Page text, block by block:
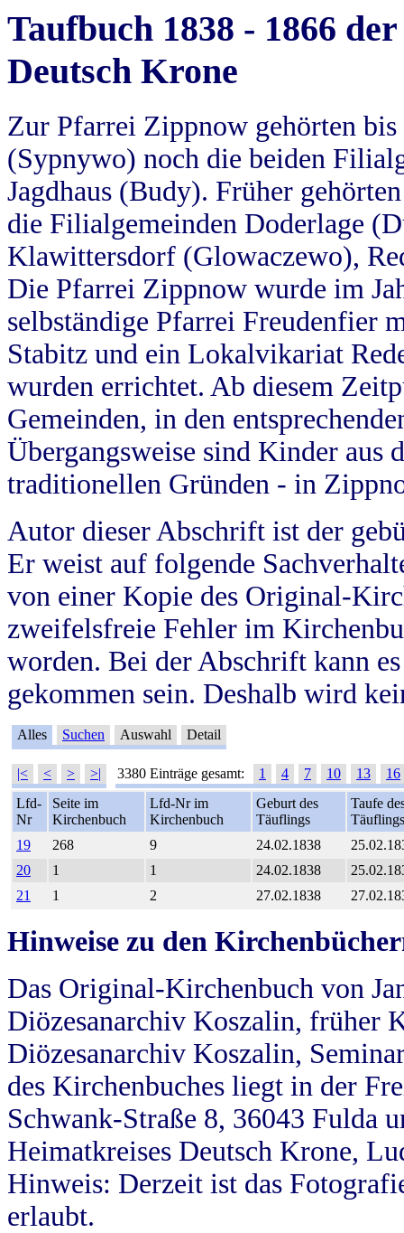
Taufbuch 1838 - 1866
Deutsch Krone
Zur Pfarrei Zippnow gehörten
(Sypnywo) noch die beiden
Jagdhaus (Budy). Früher
die Filialgemeinden Doderlage
Klawittersdorf (Glowaczewo),
Die Pfarrei Zippnow wurde im
selbständige Pfarrei Freudenfier
Stabitz und ein Lokalvikariat
wurden errichtet. Ab diesem
Gemeinden, in den
Übergangsweise sind Kinder aus
traditionellen Gründen - in
Autor dieser Abschrift ist der
Er weist auf folgende
von einer Kopie des Original-
zweifelsfreie Fehler im
worden. Bei der Abschrift kann
gekommen sein. Deshalb wird
Alles Suchen Auswahl Detail
|< < > >| 3380 Einträge gesamt: 1 4 7 10 13
16
Lfd-
Nr
Seite im
Kirchenbuch
Lfd-Nr im
Kirchenbuch
Geburt des
Täuflings
Taufe
Täuflings
19
268 9 24.02.1838
20
1 1 24.02.1838
21
1 2 27.02.1838
Hinweise zu den
Das Original-Kirchenbuch von
Diözesanarchiv Koszalin, früher
Diözesanarchiv Koszalin,
des Kirchenbuches liegt in der
Schwank-Straße 8, 36043 Fulda
Heimatkreises Deutsch Krone,
Hinweis: Derzeit ist das
erlaubt.